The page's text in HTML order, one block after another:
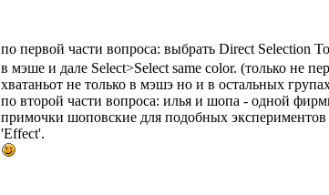
по первой части вопроса: выбрать Direct Selection
в мэше и дале Select>Select same color. (только не
хватаньот не только в мэшэ но и в остальных
по второй части вопроса: илья и шопа - одной
примочки шоповские для подобных
'Effect'.